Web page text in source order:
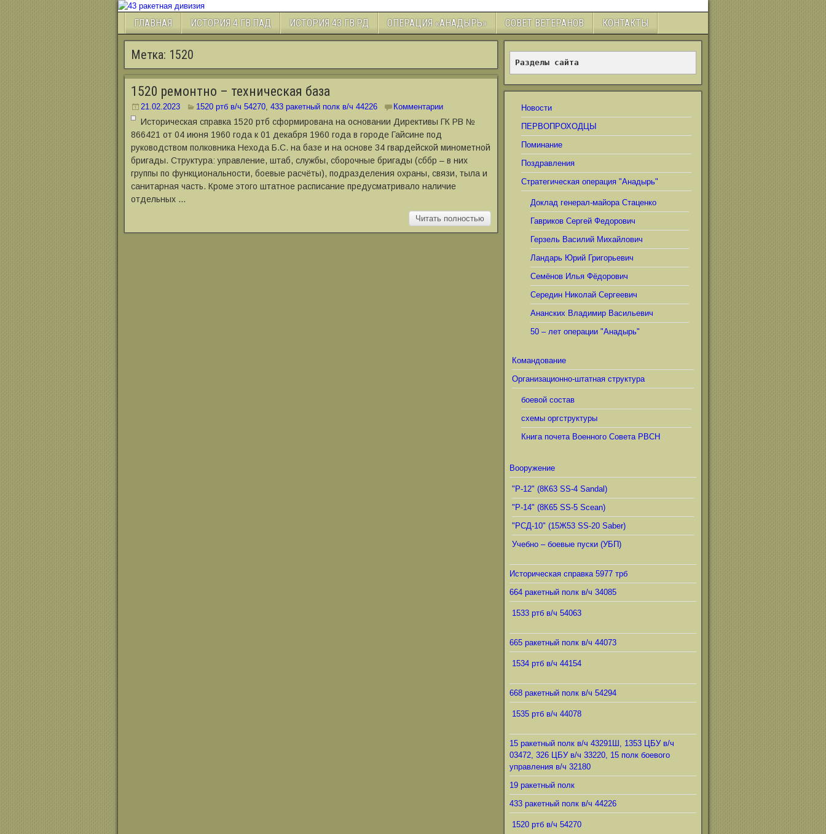
ГЛАВНАЯ ИСТОРИЯ 4 ГВ.ПАД ИСТОРИЯ 43 ГВ.РД ОПЕРАЦИЯ «АНАДЫРЬ» СОВЕТ ВЕТЕРАНОВ КОНТАКТЫ
Метка: 1520
1520 ремонтно – техническая база
21.02.2023 1520 ртб в/ч 54270, 433 ракетный полк в/ч 44226 Комментарии
Историческая справка 1520 ртб сформирована на основании Директивы ГК РВ №
866421 от 04 июня 1960 года к 01 декабря 1960 года в городе Гайсине под
руководством полковника Нехода Б.С. на базе и на основе 34 гвардейской минометной
бригады. Структура: управление, штаб, службы, сборочные бригады (сббр – в них
группы по функциональности, боевые расчёты), подразделения охраны, связи, тыла и
санитарная часть. Кроме этого штатное расписание предусматривало наличие
отдельных …
Читать полностью
Разделы сайта
Новости
ПЕРВОПРОХОДЦЫ
Поминание
Поздравления
Стратегическая операция "Анадырь"
Доклад генерал-майора Стаценко
Гавриков Сергей Федорович
Герзель Василий Михайлович
Ландарь Юрий Григорьевич
Семёнов Илья Фёдорович
Середин Николай Сергеевич
Ананских Владимир Васильевич
50 – лет операции "Анадырь"
Командование
Организационно-штатная структура
боевой состав
схемы оргструктуры
Книга почета Военного Совета РВСН
Вооружение
"Р-12" (8К63 SS-4 Sandal)
"Р-14" (8К65 SS-5 Scean)
"РСД-10" (15Ж53 SS-20 Saber)
Учебно – боевые пуски (УБП)
Историческая справка 5977 трб
664 ракетный полк в/ч 34085
1533 ртб в/ч 54063
665 ракетный полк в/ч 44073
1534 ртб в/ч 44154
668 ракетный полк в/ч 54294
1535 ртб в/ч 44078
15 ракетный полк в/ч 43291Ш, 1353 ЦБУ в/ч
03472, 326 ЦБУ в/ч 33220, 15 полк боевого
управления в/ч 32180
19 ракетный полк
433 ракетный полк в/ч 44226
1520 ртб в/ч 54270